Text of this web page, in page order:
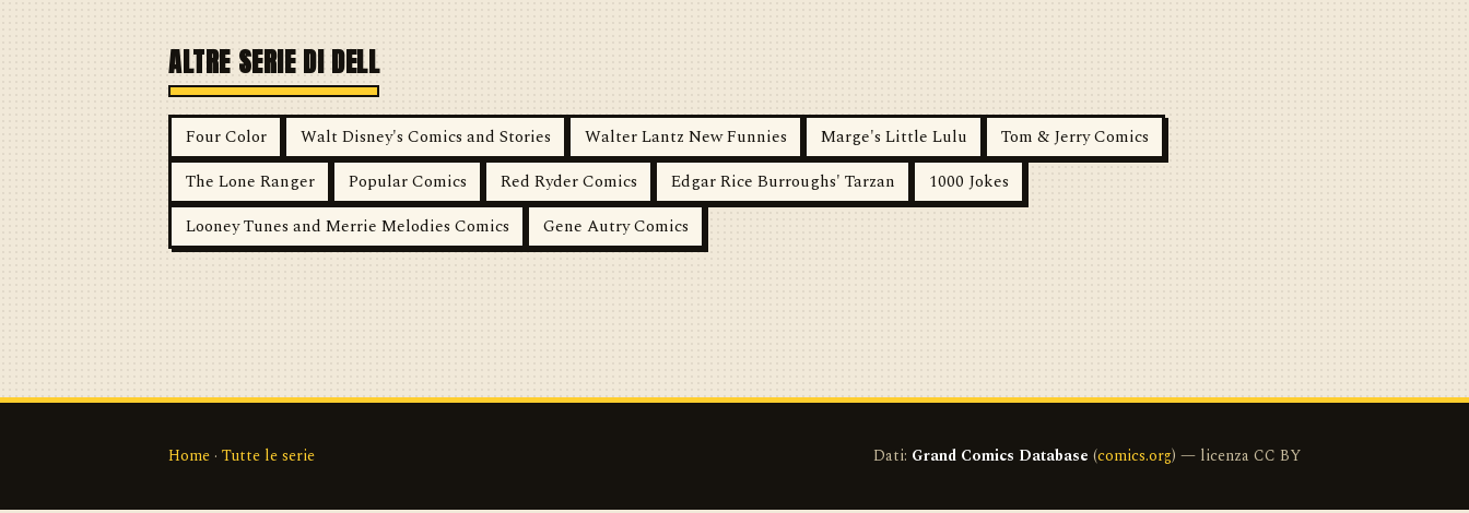
ALTRE SERIE DI DELL
Four Color Walt Disney's Comics and Stories Walter Lantz New Funnies Marge's Little Lulu
Tom & Jerry Comics
The Lone Ranger
Popular Comics Red Ryder Comics Edgar Rice Burroughs' Tarzan
1000 Jokes
Looney Tunes and Merrie Melodies Comics
Gene Autry Comics
Home · Tutte le serie Dati: Grand Comics Database (comics.org) — licenza CC BY